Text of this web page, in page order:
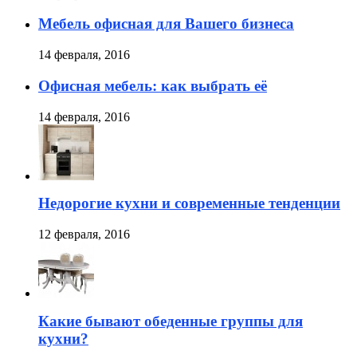
Мебель офисная для Вашего бизнеса
14 февраля, 2016
Офисная мебель: как выбрать её
14 февраля, 2016
Недорогие кухни и современные тенденции
12 февраля, 2016
Какие бывают обеденные группы для
кухни?